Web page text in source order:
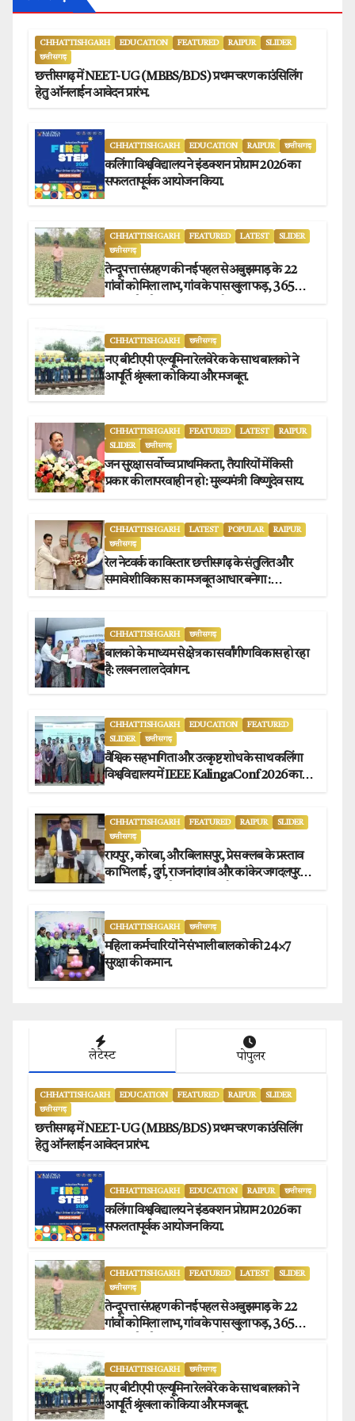
CHHATTISHGARH EDUCATION FEATURED RAIPUR
SLIDER
छत्तीसगढ़
छत्तीसगढ़ में NEET-UG (MBBS/BDS) प्रथम चरण काउंसिलिंग
हेतु ऑनलाईन आवेदन प्रारंभ.
CHHATTISHGARH EDUCATION RAIPUR छत्तीसगढ़
कलिंगा विश्वविद्यालय ने इंडक्शन प्रोग्राम 2026 का
सफलतापूर्वक आयोजन किया.
CHHATTISHGARH FEATURED LATEST
SLIDER
छत्तीसगढ़
तेन्दूपत्ता संग्रहण की नई पहल से अबुझमाड़ के 22
गांवों को मिला लाभ, गांव के पास खुला फड़, 365
CHHATTISHGARH छत्तीसगढ़
नए बीटीएपी एल्यूमिना रेलवे रेक के साथ बालको ने
आपूर्ति श्रृंखला को किया और मजबूत.
CHHATTISHGARH FEATURED LATEST
RAIPUR
SLIDER
छत्तीसगढ़
जन सुरक्षा सर्वोच्च प्राथमिकता, तैयारियों में किसी
प्रकार की लापरवाही न हो : मुख्यमंत्री विष्णुदेव साय.
CHHATTISHGARH LATEST POPULAR
RAIPUR
छत्तीसगढ़
रेल नेटवर्क का विस्तार छत्तीसगढ़ के संतुलित और
समावेशी विकास का मजबूत आधार बनेगा :
CHHATTISHGARH छत्तीसगढ़
बालको के माध्यम से क्षेत्र का सर्वांगीण विकास हो रहा
है: लखन लाल देवांगन.
CHHATTISHGARH EDUCATION
FEATURED
SLIDER
छत्तीसगढ़
वैश्विक सहभागिता और उत्कृष्ट शोध के साथ कलिंगा
विश्वविद्यालय में IEEE KalingaConf 2026 का
CHHATTISHGARH FEATURED RAIPUR
SLIDER
छत्तीसगढ़
रायपुर , कोरबा, और बिलासपुर, प्रेस क्लब के प्रस्ताव
का भिलाई , दुर्ग, राजनांदगांव और कांकेर जगदलपुर
CHHATTISHGARH छत्तीसगढ़
महिला कर्मचारियों ने संभाली बालको की 24×7
सुरक्षा की कमान.
लेटेस्ट पोपुलर
CHHATTISHGARH EDUCATION FEATURED RAIPUR
SLIDER
छत्तीसगढ़
छत्तीसगढ़ में NEET-UG (MBBS/BDS) प्रथम चरण काउंसिलिंग
हेतु ऑनलाईन आवेदन प्रारंभ.
CHHATTISHGARH EDUCATION RAIPUR छत्तीसगढ़
कलिंगा विश्वविद्यालय ने इंडक्शन प्रोग्राम 2026 का
सफलतापूर्वक आयोजन किया.
CHHATTISHGARH FEATURED LATEST
SLIDER
छत्तीसगढ़
तेन्दूपत्ता संग्रहण की नई पहल से अबुझमाड़ के 22
गांवों को मिला लाभ, गांव के पास खुला फड़, 365
CHHATTISHGARH छत्तीसगढ़
नए बीटीएपी एल्यूमिना रेलवे रेक के साथ बालको ने
आपूर्ति श्रृंखला को किया और मजबूत.